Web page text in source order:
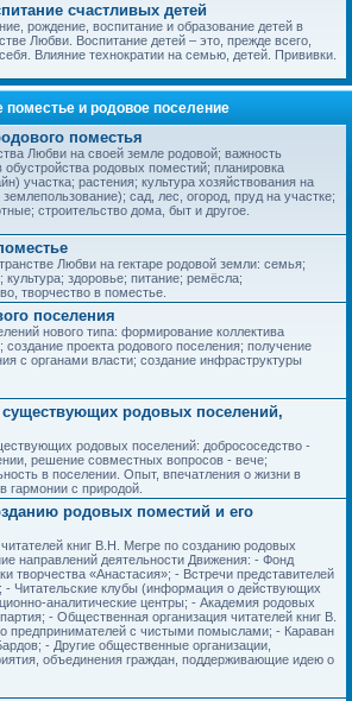
счастливых детей
рождение, воспитание и образование детей в
Любви. Воспитание детей – это, прежде всего,
Влияние технократии на семью, детей. Прививки.
поместье и родовое поселение
поместья
Любви на своей земле родовой; важность
обустройства родовых поместий; планировка
участка; растения; культура хозяйствования на
сад, лес, огород, пруд на участке;
строительство дома, быт и другое.
Любви на гектаре родовой земли: семья;
культура; здоровье; питание; ремёсла;
творчество в поместье.
поселения
нового типа: формирование коллектива
проекта родового поселения; получение
с органами власти; создание инфраструктуры
существующих родовых поселений,
родовых поселений: добрососедство -
решение совместных вопросов - вече;
в поселении. Опыт, впечатления о жизни в
гармонии с природой.
родовых поместий и его
книг В.Н. Мегре по созданию родовых
направлений деятельности Движения: - Фонд
творчества «Анастасия»; - Встречи представителей
- Читательские клубы (информация о действующих
аналитические центры; - Академия родовых
- Общественная организация читателей книг В.
предпринимателей с чистыми помыслами; - Караван
- Другие общественные организации,
объединения граждан, поддерживающие идею о